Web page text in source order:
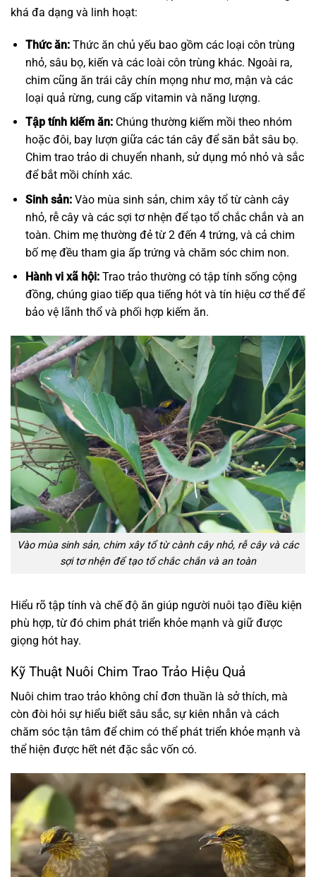
khá đa dạng và linh hoạt:
Thức ăn:Thức ăn chủ yếu bao gồm các loại côn trùng
nhỏ, sâu bọ, kiến và các loài côn trùng khác. Ngoài ra,
chim cũng ăn trái cây chín mọng như mơ, mận và các
loại quả rừng, cung cấp vitamin và năng lượng.
Tập tính kiếm ăn:Chúng thường kiếm mồi theo nhóm
hoặc đôi, bay lượn giữa các tán cây để săn bắt sâu bọ.
Chim trao trảo di chuyển nhanh, sử dụng mỏ nhỏ và sắc
để bắt mồi chính xác.
Sinh sản:Vào mùa sinh sản, chim xây tổ từ cành cây
nhỏ, rễ cây và các sợi tơ nhện để tạo tổ chắc chắn và an
toàn. Chim mẹ thường đẻ từ 2 đến 4 trứng, và cả chim
bố mẹ đều tham gia ấp trứng và chăm sóc chim non.
Hành vi xã hội:Trao trảo thường có tập tính sống cộng
đồng, chúng giao tiếp qua tiếng hót và tín hiệu cơ thể để
bảo vệ lãnh thổ và phối hợp kiếm ăn.
Vào mùa sinh sản, chim xây tổ từ cành cây nhỏ, rễ cây và các
sợi tơ nhện để tạo tổ chắc chắn và an toàn
Hiểu rõ tập tính và chế độ ăn giúp người nuôi tạo điều kiện
phù hợp, từ đó chim phát triển khỏe mạnh và giữ được
giọng hót hay.
Kỹ Thuật Nuôi Chim Trao Trảo Hiệu Quả
Nuôi chim trao trảo không chỉ đơn thuần là sở thích, mà
còn đòi hỏi sự hiểu biết sâu sắc, sự kiên nhẫn và cách
chăm sóc tận tâm để chim có thể phát triển khỏe mạnh và
thể hiện được hết nét đặc sắc vốn có.